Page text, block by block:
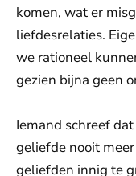
komen, wat er
liefdesrelaties.
we rationeel
gezien bijna geen
Iemand schreef
geliefde nooit
geliefden innig te